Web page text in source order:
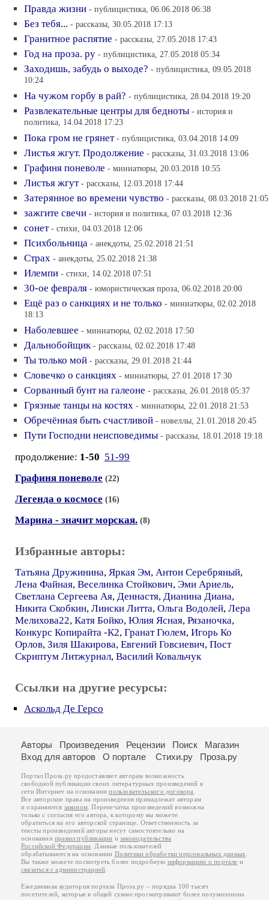
Правда жизни - публицистика, 06.06.2018 06:38
Без тебя... - рассказы, 30.05.2018 17:13
Гранитное распятие - рассказы, 27.05.2018 17:43
Год на проза. ру - публицистика, 27.05.2018 05:34
Заходишь, забудь о выходе? - публицистика, 09.05.2018
10:24
На чужом горбу в рай? - публицистика, 28.04.2018 19:20
Развлекательные центры для бедноты - история и
политика, 14.04.2018 17:23
Пока гром не грянет - публицистика, 03.04.2018 14:09
Листья жгут. Продолжение - рассказы, 31.03.2018 13:06
Графиня поневоле - миниатюры, 20.03.2018 10:55
Листья жгут - рассказы, 12.03.2018 17:44
Затерянное во времени чувство - рассказы, 08.03.2018 21:05
зажгите свечи - история и политика, 07.03.2018 12:36
сонет - стихи, 04.03.2018 12:06
Психбольница - анекдоты, 25.02.2018 21:51
Страх - анекдоты, 25.02.2018 21:38
Илемпи - стихи, 14.02.2018 07:51
30-ое февраля - юмористическая проза, 06.02.2018 20:00
Ещё раз о санкциях и не только - миниатюры, 02.02.2018
18:13
Наболевшее - миниатюры, 02.02.2018 17:50
Дальнобойщик - рассказы, 02.02.2018 17:48
Ты только мой - рассказы, 29.01.2018 21:44
Словечко о санкциях - миниатюры, 27.01.2018 17:30
Сорванный бунт на галеоне - рассказы, 26.01.2018 05:37
Грязные танцы на костях - миниатюры, 22.01.2018 21:53
Обречённая быть счастливой - новеллы, 21.01.2018 20:45
Пути Господни неисповедимы - рассказы, 18.01.2018 19:18
продолжение: 1-50 51-99
Графиня поневоле (22)
Легенда о космосе (16)
Марина - значит морская. (8)
Избранные авторы:
Татьяна Дружинина, Яркая Эм, Антон Серебряный,
Лена Файная, Веселинка Стойкович, Эми Ариель,
Светлана Сергеева Ая, Деннастя, Дианина Диана,
Никита Скобкин, Лински Литта, Ольга Водолей, Лера
Мелихова22, Катя Бойко, Юлия Ясная, Рязаночка,
Конкурс Копирайта -К2, Гранат Гюлем, Игорь Ко
Орлов, Зиля Шакирова, Евгений Говсиевич, Пост
Скриптум Литжурнал, Василий Ковальчук
Ссылки на другие ресурсы:
Аскольд Де Герсо
Авторы Произведения Рецензии Поиск
Магазин
Вход для авторов
О портале Стихи.ру Проза.ру
Портал Проза.ру предоставляет авторам возможность
свободной публикации своих литературных произведений в
сети Интернет на основаниипользовательского договора
Все авторские права на произведения принадлежат авторам
и охраняются законом . Перепечатка произведений возможна
только с согласия его автора, к которому вы можете
обратиться на его авторской странице. Ответственность за
тексты произведений авторы несут самостоятельно на
основанииправил публикации изаконодательства
Российской Федерации . Данные пользователей
обрабатываются на основании Политики обработки персональных данных
Вы также можете посмотреть более подробную информацию о портале и
связаться с администрацией
Ежедневная аудитория портала Проза.ру – порядка 100 тысяч
посетителей, которые в общей сумме просматривают более полумиллиона